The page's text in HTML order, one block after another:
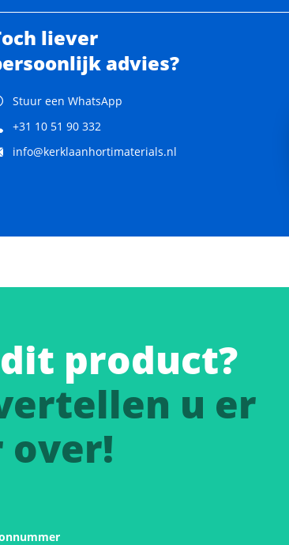
liever
advies?
Stuur een WhatsApp
+31 10 51 90 332
info@kerklaanhortimaterials.nl
plaat
Diverse maten beschikbaar Afmeting:
product?
u er
over!